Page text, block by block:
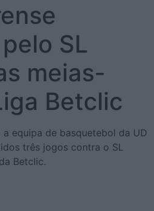
SL
meias-
Betclic
equipa de basquetebol da UD
três jogos contra o SL
Betclic.